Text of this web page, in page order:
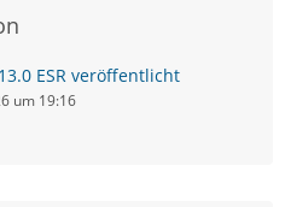
ESR veröffentlicht
um 19:16